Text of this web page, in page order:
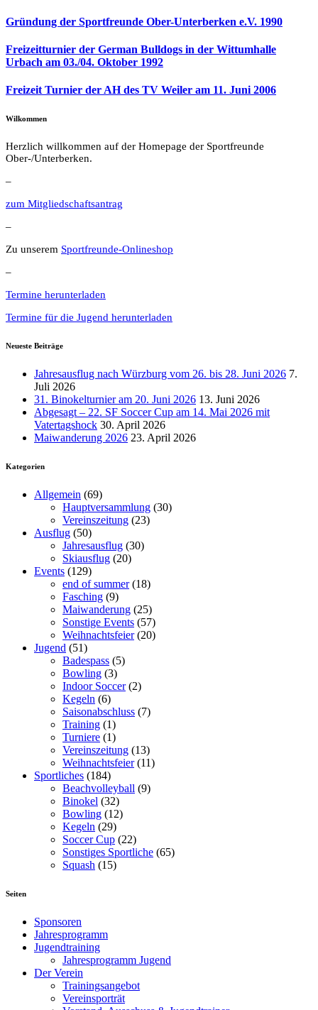
Gründung der Sportfreunde Ober-Unterberken e.V. 1990
Freizeitturnier der German Bulldogs in der Wittumhalle
Urbach am 03./04. Oktober 1992
Freizeit Turnier der AH des TV Weiler am 11. Juni 2006
Wilkommen
Herzlich willkommen auf der Homepage der Sportfreunde
Ober-/Unterberken.
–
zum Mitgliedschaftsantrag
–
Zu unserem Sportfreunde-Onlineshop
–
Termine herunterladen
Termine für die Jugend herunterladen
Neueste Beiträge
Jahresausflug nach Würzburg vom 26. bis 28. Juni 2026 7.
Juli 2026
31. Binokelturnier am 20. Juni 2026 13. Juni 2026
Abgesagt – 22. SF Soccer Cup am 14. Mai 2026 mit
Vatertagshock 30. April 2026
Maiwanderung 2026 23. April 2026
Kategorien
Allgemein (69)
Hauptversammlung (30)
Vereinszeitung (23)
Ausflug (50)
Jahresausflug (30)
Skiausflug (20)
Events (129)
end of summer(18)
Fasching (9)
Maiwanderung (25)
Sonstige Events (57)
Weihnachtsfeier(20)
Jugend (51)
Badespass (5)
Bowling (3)
Indoor Soccer(2)
Kegeln (6)
Saisonabschluss (7)
Training (1)
Turniere (1)
Vereinszeitung (13)
Weihnachtsfeier(11)
Sportliches (184)
Beachvolleyball (9)
Binokel (32)
Bowling (12)
Kegeln (29)
Soccer Cup (22)
Sonstiges Sportliche (65)
Squash (15)
Seiten
Sponsoren
Jahresprogramm
Jugendtraining
Jahresprogramm Jugend
Der Verein
Trainingsangebot
Vereinsporträt